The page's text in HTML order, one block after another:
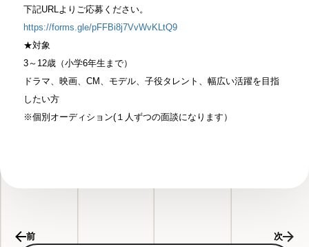
下記URLよりご応募ください。
https://forms.gle/pFFBi8j7VvWvKLtQ9
★対象
3～12歳（小学6年生まで）
ドラマ、映画、CM、モデル、子役タレント、幅広い活躍を目指
したい方
※個別オーディション(１人ずつの面談になります）
前 次